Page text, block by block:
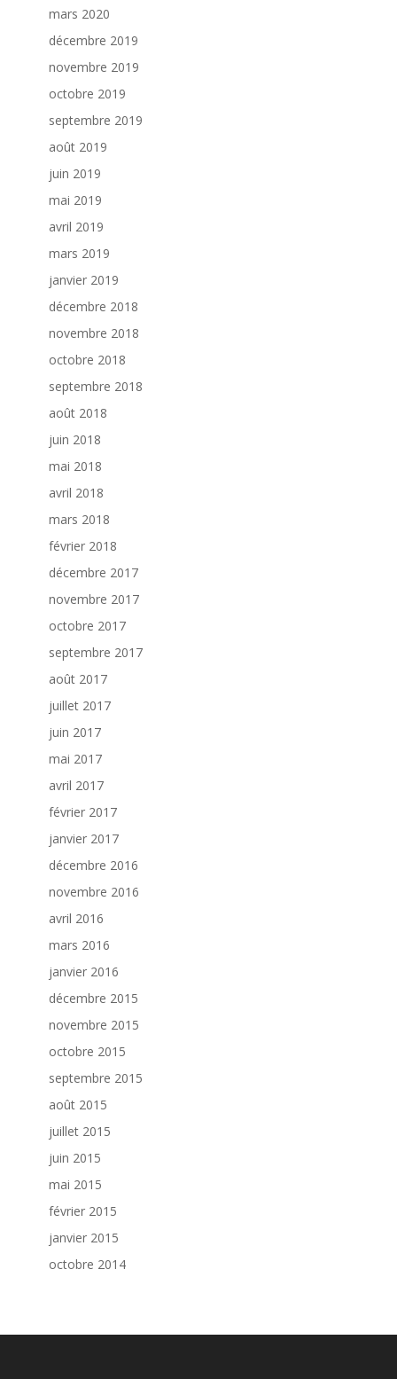
mars 2020
décembre 2019
novembre 2019
octobre 2019
septembre 2019
août 2019
juin 2019
mai 2019
avril 2019
mars 2019
janvier 2019
décembre 2018
novembre 2018
octobre 2018
septembre 2018
août 2018
juin 2018
mai 2018
avril 2018
mars 2018
février 2018
décembre 2017
novembre 2017
octobre 2017
septembre 2017
août 2017
juillet 2017
juin 2017
mai 2017
avril 2017
février 2017
janvier 2017
décembre 2016
novembre 2016
avril 2016
mars 2016
janvier 2016
décembre 2015
novembre 2015
octobre 2015
septembre 2015
août 2015
juillet 2015
juin 2015
mai 2015
février 2015
janvier 2015
octobre 2014